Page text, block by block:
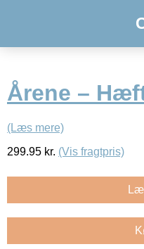
Årene –
(Læs mere)
299.95 kr. (Vis fragtpris)